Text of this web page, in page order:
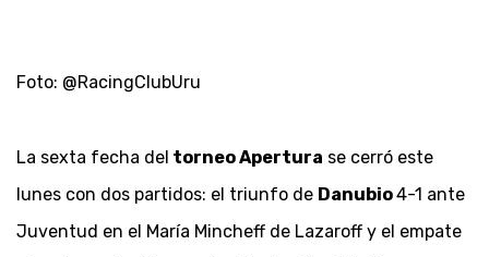
Foto: @RacingClubUru
La sexta fecha del torneo Apertura se cerró este
lunes con dos partidos: el triunfo de Danubio4-1 ante
Juventud en el María Mincheff de Lazaroff y el empate